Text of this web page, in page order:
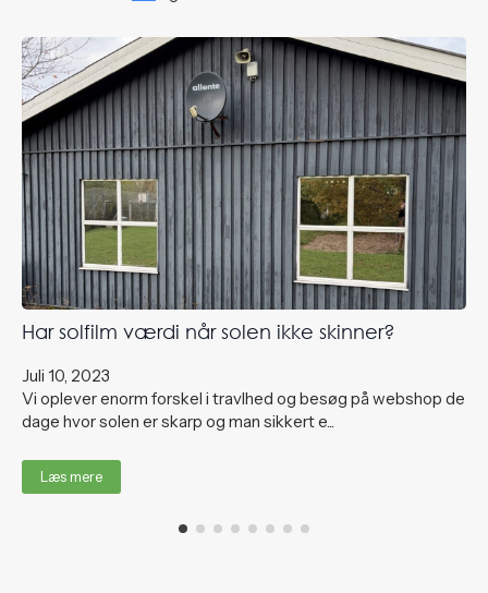
Har solfilm værdi når solen ikke skinner?
Juli 10, 2023
Vi oplever enorm forskel i travlhed og besøg på webshop de
dage hvor solen er skarp og man sikkert e...
Læs mere